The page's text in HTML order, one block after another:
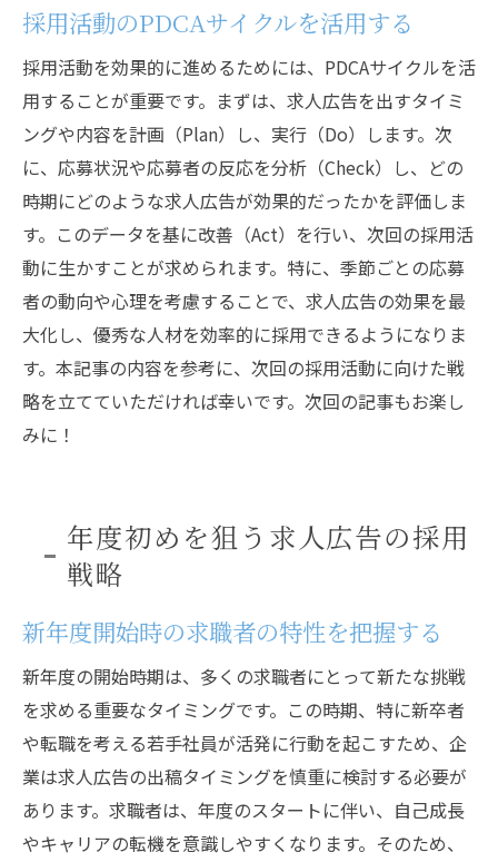
採用活動のPDCAサイクルを活用する
採用活動を効果的に進めるためには、PDCAサイクルを活
用することが重要です。まずは、求人広告を出すタイミ
ングや内容を計画（Plan）し、実行（Do）します。次
に、応募状況や応募者の反応を分析（Check）し、どの
時期にどのような求人広告が効果的だったかを評価しま
す。このデータを基に改善（Act）を行い、次回の採用活
動に生かすことが求められます。特に、季節ごとの応募
者の動向や心理を考慮することで、求人広告の効果を最
大化し、優秀な人材を効率的に採用できるようになりま
す。本記事の内容を参考に、次回の採用活動に向けた戦
略を立てていただければ幸いです。次回の記事もお楽し
みに！
年度初めを狙う求人広告の採用
戦略
新年度開始時の求職者の特性を把握する
新年度の開始時期は、多くの求職者にとって新たな挑戦
を求める重要なタイミングです。この時期、特に新卒者
や転職を考える若手社員が活発に行動を起こすため、企
業は求人広告の出稿タイミングを慎重に検討する必要が
あります。求職者は、年度のスタートに伴い、自己成長
やキャリアの転機を意識しやすくなります。そのため、